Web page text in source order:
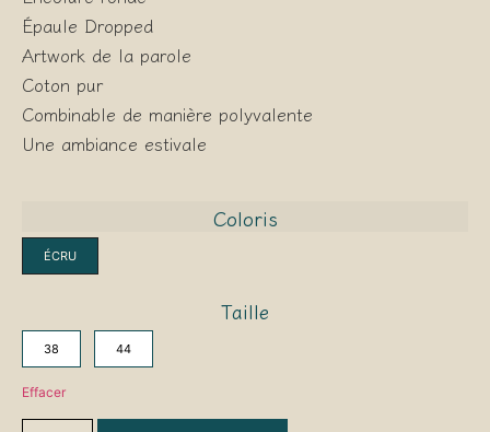
Épaule Dropped
Artwork de la parole
Coton pur
Combinable de manière polyvalente
Une ambiance estivale
Coloris
ÉCRU
Taille
38 44
Effacer